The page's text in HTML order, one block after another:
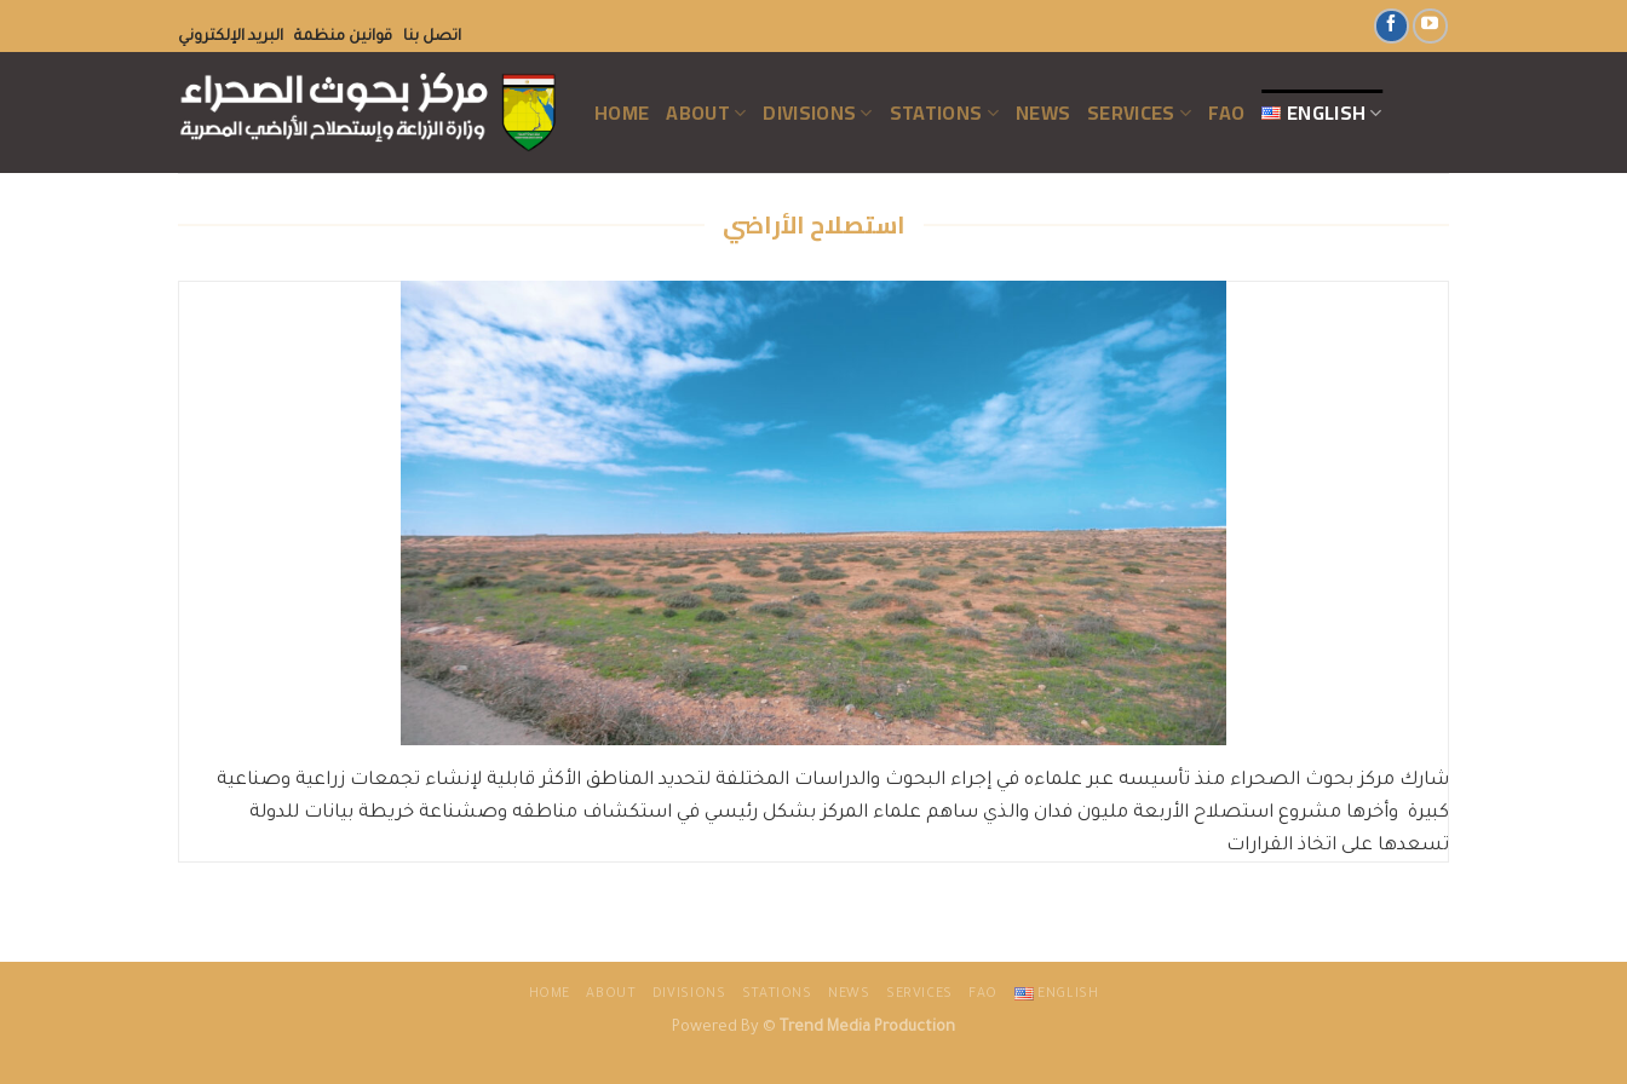
اتصل بنا قوانين منظمة البريد الإلكتروني
HOME ABOUT DIVISIONS STATIONS NEWS SERVICES FAO ENGLISH
استصلاح الأراضي
شارك مركز بحوث الصحراء منذ تأسيسه عبر علماءه في إجراء البحوث والدراسات المختلفة لتحديد المناطق الأكثر قابلية لإنشاء تجمعات زراعية وصناعية
كبيرة وأخرها مشروع استصلاح الأربعة مليون فدان والذي ساهم علماء المركز بشكل رئيسي في استكشاف مناطقه وصشناعة خريطة بيانات للدولة
تسعدها على اتخاذ القرارات
HOME ABOUT DIVISIONS STATIONS NEWS SERVICES FAO ENGLISH
Powered By © Trend Media Production